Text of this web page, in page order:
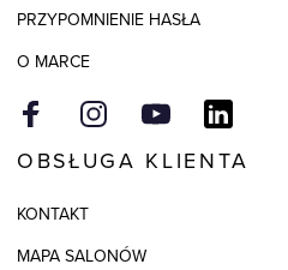
Kolor
PRZYPOMNIENIE HASŁA
O MARCE
OBSŁUGA KLIENTA
KONTAKT
MAPA SALONÓW